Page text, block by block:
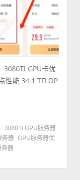
3080Ti GPU卡优
性能 34.1 TFLOP
3080Ti GPU服务器
务器 GPU服务器优
务器